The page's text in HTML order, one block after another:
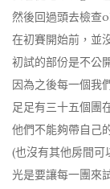
然後回過頭去檢查
在初賽開始前，並
初試的部份是不公
因為之後每一個我
足足有三十五個團
他們不能夠帶自己
(也沒有其他房間可
光是要讓每一團來